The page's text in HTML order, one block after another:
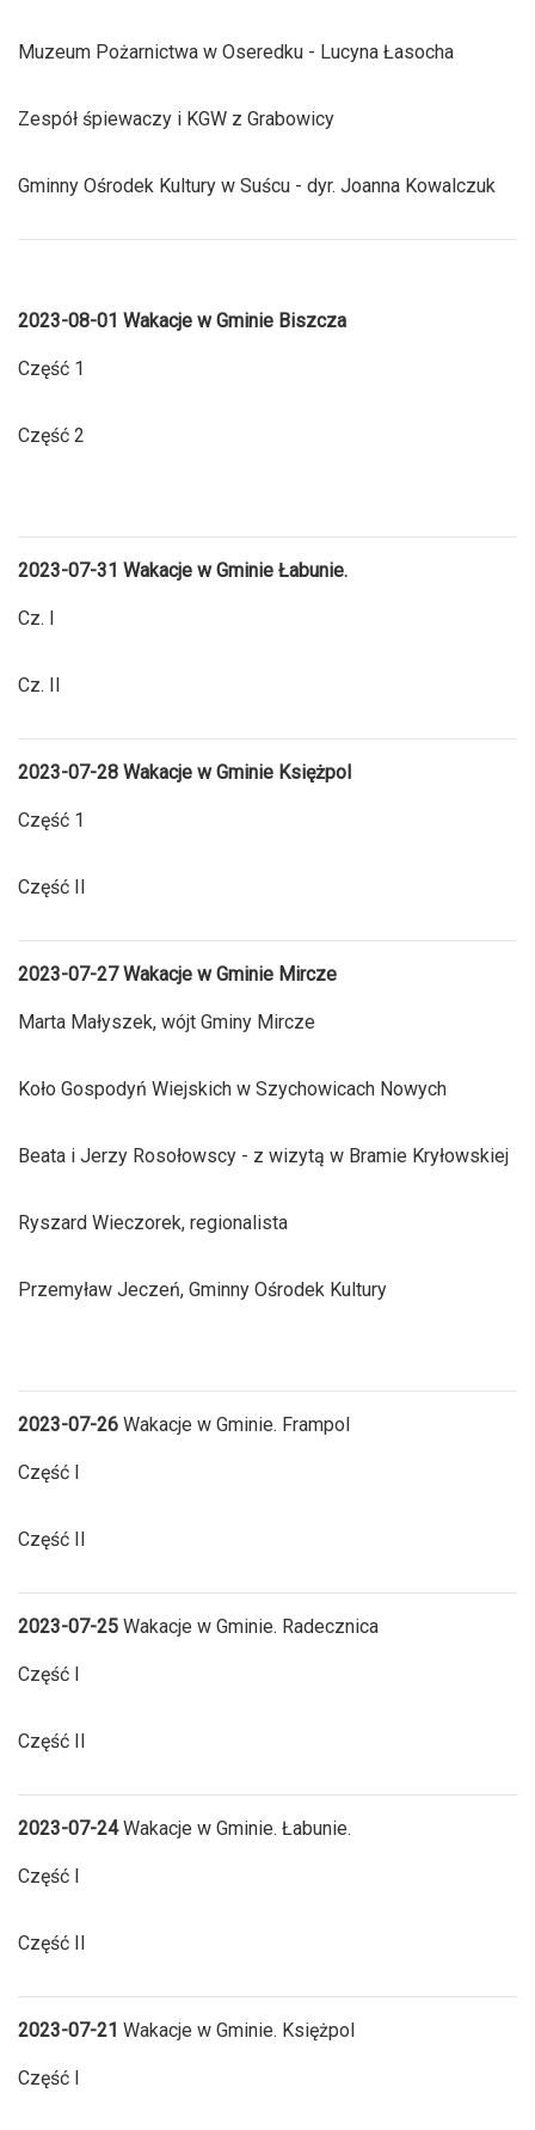
Muzeum Pożarnictwa w Oseredku - Lucyna Łasocha
Zespół śpiewaczy i KGW z Grabowicy
Gminny Ośrodek Kultury w Suścu - dyr. Joanna Kowalczuk
2023-08-01 Wakacje w Gminie Biszcza
Część 1
Część 2
2023-07-31 Wakacje w Gminie Łabunie.
Cz. I
Cz. II
2023-07-28 Wakacje w Gminie Księżpol
Część 1
Część II
2023-07-27 Wakacje w Gminie Mircze
Marta Małyszek, wójt Gminy Mircze
Koło Gospodyń Wiejskich w Szychowicach Nowych
Beata i Jerzy Rosołowscy - z wizytą w Bramie Kryłowskiej
Ryszard Wieczorek, regionalista
Przemyław Jeczeń, Gminny Ośrodek Kultury
2023-07-26 Wakacje w Gminie. Frampol
Część I
Część II
2023-07-25 Wakacje w Gminie. Radecznica
Część I
Część II
2023-07-24Wakacje w Gminie. Łabunie.
Część I
Część II
2023-07-21 Wakacje w Gminie. Księżpol
Część I